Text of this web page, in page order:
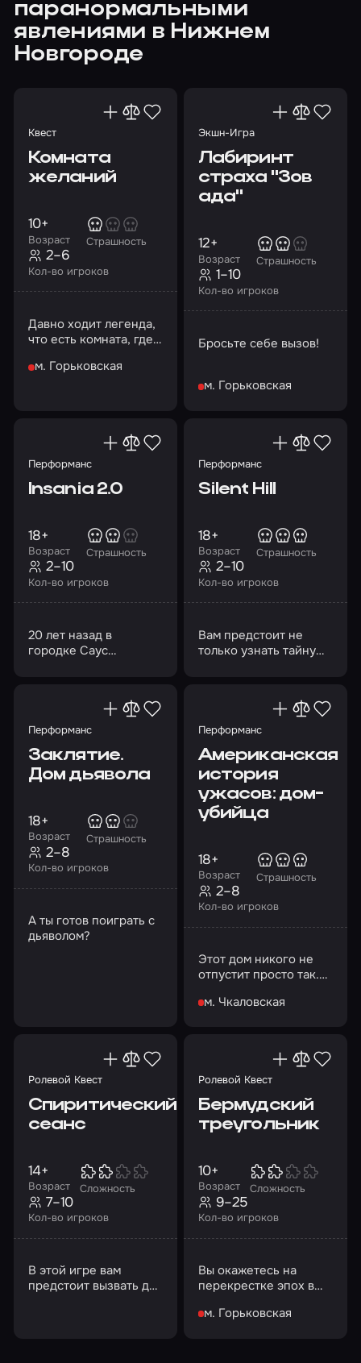
паранормальными
явлениями в Нижнем
Новгороде
Квест
Комната
желаний
Возраст
10+
Страшность
Кол-во игроков
2–6
Давно ходит легенда,
что есть комната, где
сокровенные желания
м. Горьковская
Экшн-Игра
Лабиринт
страха "Зов
ада"
Возраст
12+
Страшность
Кол-во игроков
1–10
Бросьте себе вызов!
м. Горьковская
Перформанс
Insania 2.0
Возраст
18+
Страшность
Кол-во игроков
2–10
20 лет назад в
городке Саус
кровавое убийство
Перформанс
Silent Hill
Возраст
18+
Страшность
Кол-во игроков
2–10
Вам предстоит не
только узнать тайну
Перформанс
Заклятие.
Дом дьявола
Возраст
18+
Страшность
Кол-во игроков
2–8
А ты готов поиграть с
дьяволом?
Перформанс
Американская
история
ужасов: дом-
убийца
Возраст
18+
Страшность
Кол-во игроков
2–8
Этот дом никого не
отпустит просто так.
договориться с ним?
м. Чкаловская
Ролевой Квест
Спиритический
сеанс
Возраст
14+
Сложность
Кол-во игроков
7–10
В этой игре вам
предстоит вызвать дух
Ролевой Квест
Бермудский
треугольник
Возраст
10+
Сложность
Кол-во игроков
9–25
Вы окажетесь на
перекрестке эпох в
треугольнике…
м. Горьковская